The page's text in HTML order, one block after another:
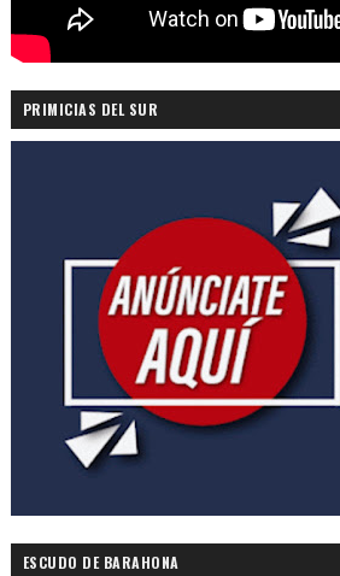
PRIMICIAS DEL SUR
ESCUDO DE BARAHONA